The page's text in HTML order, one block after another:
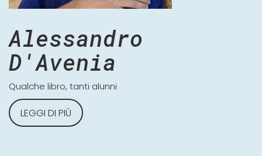
Alessandro
D'Avenia
Qualche libro, tanti alunni
LEGGI DI PIÙ